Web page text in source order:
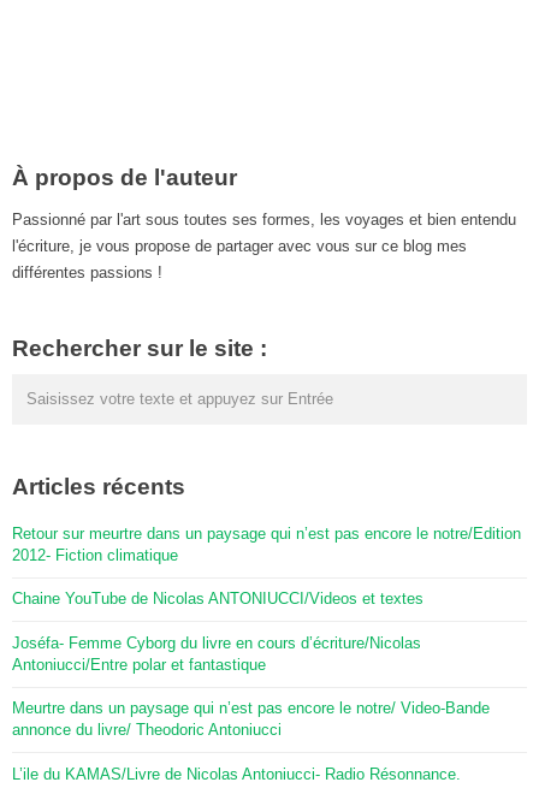
À propos de l'auteur
Passionné par l'art sous toutes ses formes, les voyages et bien entendu
l'écriture, je vous propose de partager avec vous sur ce blog mes
différentes passions !
Rechercher sur le site :
Articles récents
Retour sur meurtre dans un paysage qui n’est pas encore le notre/Edition
2012- Fiction climatique
Chaine YouTube de Nicolas ANTONIUCCI/Videos et textes
Joséfa- Femme Cyborg du livre en cours d’écriture/Nicolas
Antoniucci/Entre polar et fantastique
Meurtre dans un paysage qui n’est pas encore le notre/ Video-Bande
annonce du livre/ Theodoric Antoniucci
L’ile du KAMAS/Livre de Nicolas Antoniucci- Radio Résonnance.